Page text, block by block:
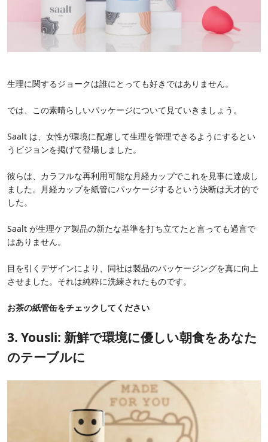
生理に関するジョークは誰にとっても好きではありません。
では、この素晴らしいパッケージについて見ていきましょう。
Saalt は、女性が環境に配慮して生理を管理できるようにするとい
うビジョンを掲げて登場しました。
彼らは、カラフルな再利用可能な月経カップでこれを見事に達成し
ました。月経カップを紙管にパッケージするという決断は天才的で
した。
Saalt が生理ケア製品の新たな基準を打ち立てたと言っても過言で
はありません。
目を引くデザインにより、同社は製品のパッケージングを真に向上
させました。それは純粋に洗練されたものです。
お茶の紙管缶をチェックしてください
3. Yousli: 新鮮で環境に優しい朝食をあなた
のテーブルに